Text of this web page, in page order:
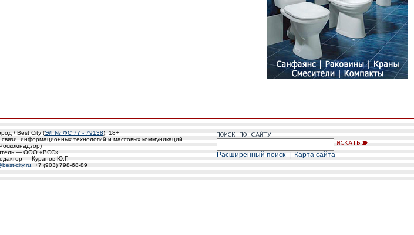
/ Best City (ЭЛ № ФС 77 - 79138), 18+
информационных технологий и массовых коммуникаций
— ООО «ВСС»
— Куранов Ю.Г.
city.ru , +7 (903) 798-68-89
Расширенный поиск Карта сайта